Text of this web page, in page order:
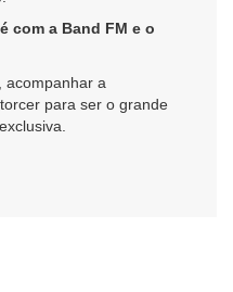
com a Band FM e o
acompanhar a
para ser o grande